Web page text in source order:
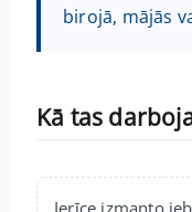
birojā, mājās
Kā tas
Ierīce izmanto